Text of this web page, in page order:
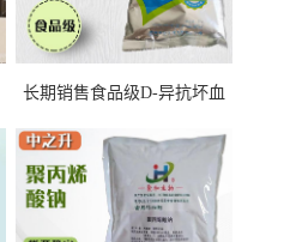
长期销售食品级D-异抗坏血